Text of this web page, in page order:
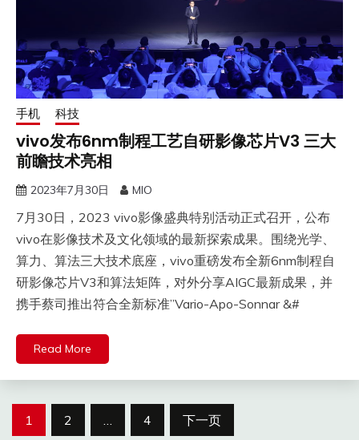
手机 科技
vivo发布6nm制程工艺自研影像芯片V3 三大
前瞻技术亮相
2023年7月30日 MIO
7月30日，2023 vivo影像盛典特别活动正式召开，公布
vivo在影像技术及文化领域的最新探索成果。围绕光学、
算力、算法三大技术底座，vivo重磅发布全新6nm制程自
研影像芯片V3和算法矩阵，对外分享AIGC最新成果，并
携手蔡司推出符合全新标准”Vario-Apo-Sonnar &#
Read More
文1 2 … 4 下一页